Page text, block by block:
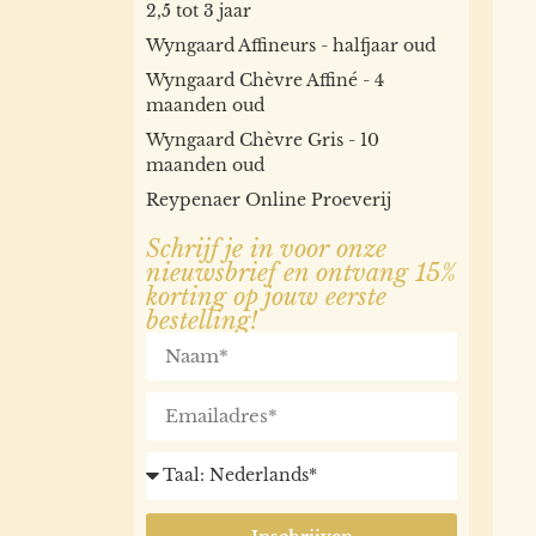
2,5 tot 3 jaar
Wyngaard Affineurs - halfjaar oud
Wyngaard Chèvre Affiné - 4
maanden oud
Wyngaard Chèvre Gris - 10
maanden oud
Reypenaer Online Proeverij
Schrijf je in voor onze
nieuwsbrief en ontvang 15%
korting op jouw eerste
bestelling!